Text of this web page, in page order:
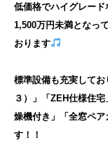
低価格でハイグレー
1,500万円未満となっ
おります
標準設備も充実して
３）」「ZEH仕様住
燥機付き」「全窓ペ
す！！